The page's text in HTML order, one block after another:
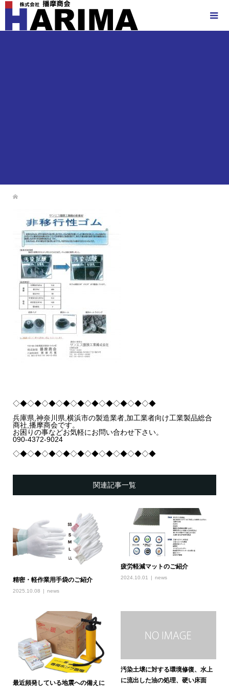
◇◆◇◆◇◆◇◆◇◆◇◆◇◆◇◆◇◆◇◆
兵庫県,神奈川県,横浜市の製造業者,加工業者向け工業製品総合
商社,播摩商会です。
お困りの事などお気軽にお問い合わせ下さい。
090-4372-9024
◇◆◇◆◇◆◇◆◇◆◇◆◇◆◇◆◇◆◇◆
関連記事一覧
精密・軽作業用手袋のご紹介
2025.10.08 news
疲労軽減マットのご紹介
2024.10.01 news
最近頻発している地震への備えに
汚染土壌に対する環境修復、水上
に流出した油の処理、硬い床面